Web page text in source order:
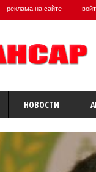
реклама на сайте
НОВОСТИ